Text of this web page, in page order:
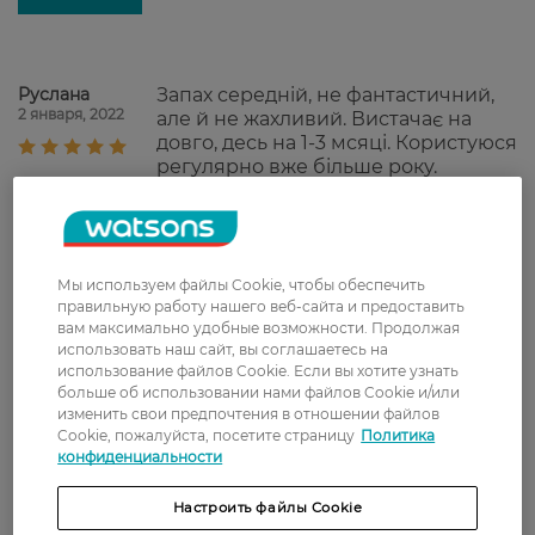
Руслана
2 января, 2022
Запах середній, не фантастичний,
але й не жахливий. Вистачає на
довго, десь на 1-3 мсяці. Користуюся
регулярно вже більше року.
Світлана
Класний шампунь! Дійсно дає
волосся. Трохи схоже на засіб для
укладки. Запах середній, не
фантастичний, але й не жахливий.
Вистачає на довго, десь на 1-3 мсяці.
Користуюся регулярно вже більше
року. Рекомендую)
Оксана Хороший сухий шампунь
Мы используем файлы Cookie, чтобы обеспечить
правильную работу нашего веб-сайта и предоставить
вам максимально удобные возможности. Продолжая
использовать наш сайт, вы соглашаетесь на
использование файлов Cookie. Если вы хотите узнать
больше об использовании нами файлов Cookie и/или
изменить свои предпочтения в отношении файлов
Cookie, пожалуйста, посетите страницу Политика
конфиденциальности
Настроить файлы Cookie